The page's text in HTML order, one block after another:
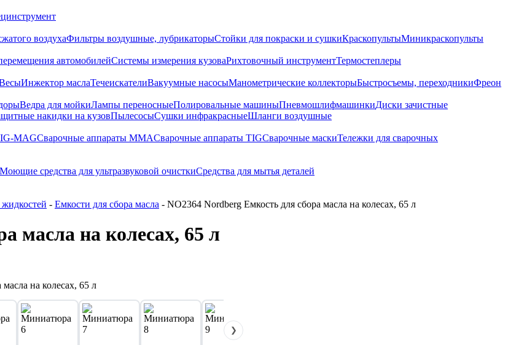
воздухаФильтры воздушные, лубрикаторыСтойки для покраски и сушкиКраскопультыМиникраскопульты
автомобилейСистемы измерения кузоваРихтовочный инструментТермостеплеры
Инжектор маслаТечеискателиВакуумные насосыМанометрические коллекторыБыстросъемы, переходникиФреон
Ведра для мойкиЛампы переносныеПолировальные машиныПневмошлифмашинкиДиски зачистные
накидки на кузовПылесосыСушки инфракрасныеШланги воздушные
MAGСварочные аппараты MMAСварочные аппараты TIGСварочные маскиТележки для сварочных
Моющие средства для ультразвуковой очисткиСредства для мытья деталей
- Емкости для сбора масла - NO2364 Nordberg Емкость для сбора масла на колесах, 65 л
масла на колесах, 65 л
❯